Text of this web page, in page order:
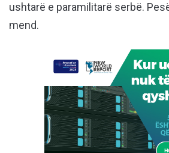
ushtarë e paramilitarë serbë.
mend.